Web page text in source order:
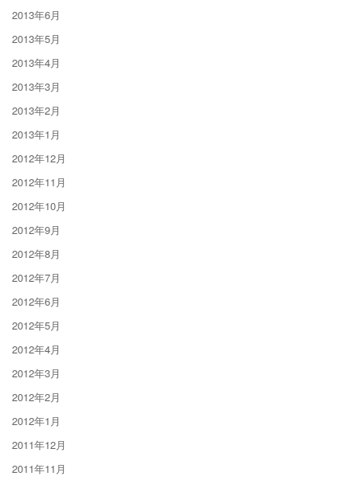
2013年6月
2013年5月
2013年4月
2013年3月
2013年2月
2013年1月
2012年12月
2012年11月
2012年10月
2012年9月
2012年8月
2012年7月
2012年6月
2012年5月
2012年4月
2012年3月
2012年2月
2012年1月
2011年12月
2011年11月